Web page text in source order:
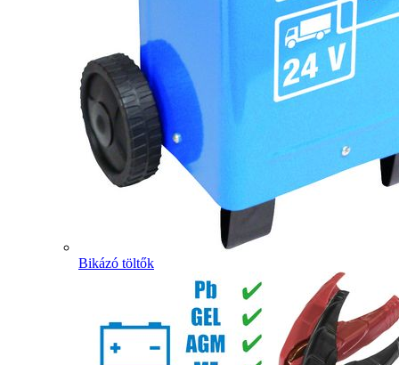
Bikázó töltők